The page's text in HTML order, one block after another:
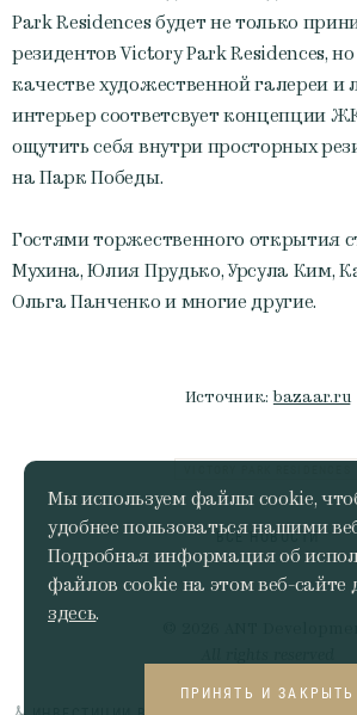
Park Residences будет не только
резидентов Victory Park Residences,
качестве художественной галереи и
интерьер соответсвует концепции
ощутить себя внутри просторных
на Парк Победы.
Гостями торжественного открытия
Мухина, Юлия Прудько, Урсула Ким,
Ольга Панченко и многие другие.
Источник:bazaar.ru
ВСЕ НОВОСТИ
Мы используем файлы cookie,
удобнее пользоваться нашими
Подробная информация об
файлов cookie на этом веб-сайте
здесь.
ПРИНЯТЬ И ЗАКРЫТЬ